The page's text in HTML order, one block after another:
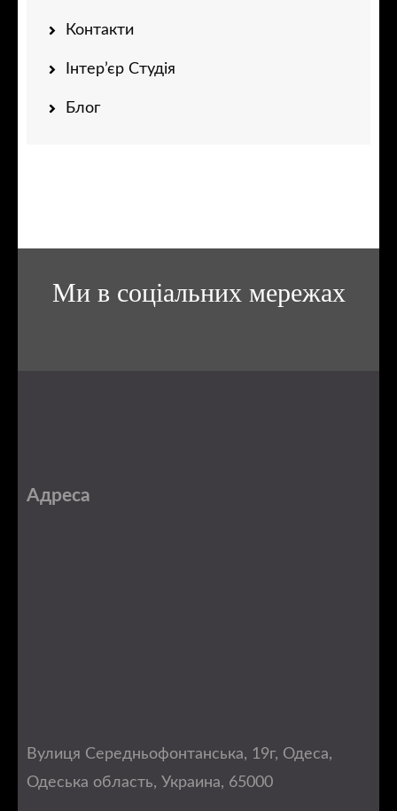
Контакти
Інтер’єр Студія
Блог
Ми в соціальних мережах
Адреса
Вулиця Середньофонтанська, 19г, Одеса,
Одеська область, Украина, 65000